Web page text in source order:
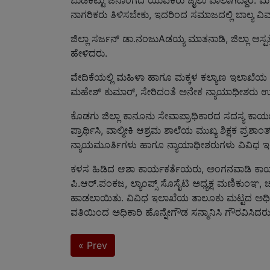
ನಾಗರಿಕರು ತಿಳಿಸಬೇಕು, ಇದರಿಂದ ಸಮಾಜದಲ್ಲಿ ಬಾಲ್ಯ
ಜಿಲ್ಲಾ ಸರ್ಜನ್ ಡಾ.ನಂಜುAಡಯ್ಯ ಮಾತನಾಡಿ, ಜಿಲ್ಲಾ
ಹೇಳಿದರು.
ವೇದಿಕೆಯಲ್ಲಿ ಮಹಿಳಾ ಹಾಗೂ ಮಕ್ಕಳ ಕಲ್ಯಾಣ ಇಲಾಖೆಯ
ಮಹೇಶ್ ಕುಮಾರ್, ಸೇರಿದಂತೆ ಅನೇಕ ನ್ಯಾಯಾಧೀಶರು
ಕೊಡಗು ಜಿಲ್ಲಾ ಕಾನೂನು ಸೇವಾಪ್ರಾಧಿಕಾರದ ಸದಸ್ಯ
ಪ್ರಾರ್ಥಿಸಿ, ವಾಲ್ಮೀಕಿ ಆಶ್ರಮ ಶಾಲೆಯ ಮುಖ್ಯ ಶಿಕ್ಷಕ
ನ್ಯಾಯಮೂರ್ತಿಗಳು ಹಾಗೂ ನ್ಯಾಯಾಧೀಶರುಗಳು
ಕಳಸ ಹಿಡಿದ ಆಶಾ ಕಾರ್ಯಕರ್ತೆಯರು, ಅಂಗನವಾಡಿ
ಪಿ.ಆರ್.ಪಂಕಜ, ಲ್ಯಾಂಪ್ಸ್ ಸೊಸೈಟಿ ಅಧ್ಯಕ್ಷ ಮಣಿಕುಂಞ,
ಹಾಡಲಾಯಿತು. ವಿವಿಧ ಇಲಾಖೆಯ ತಾಲೂಕು ಮಟ್ಟದ
ವತಿಯಿಂದ ಅಧಿಕಾರಿ ಹೊನ್ನೇಗೌಡ ಸನ್ಮಾನಿಸಿ
« Prev